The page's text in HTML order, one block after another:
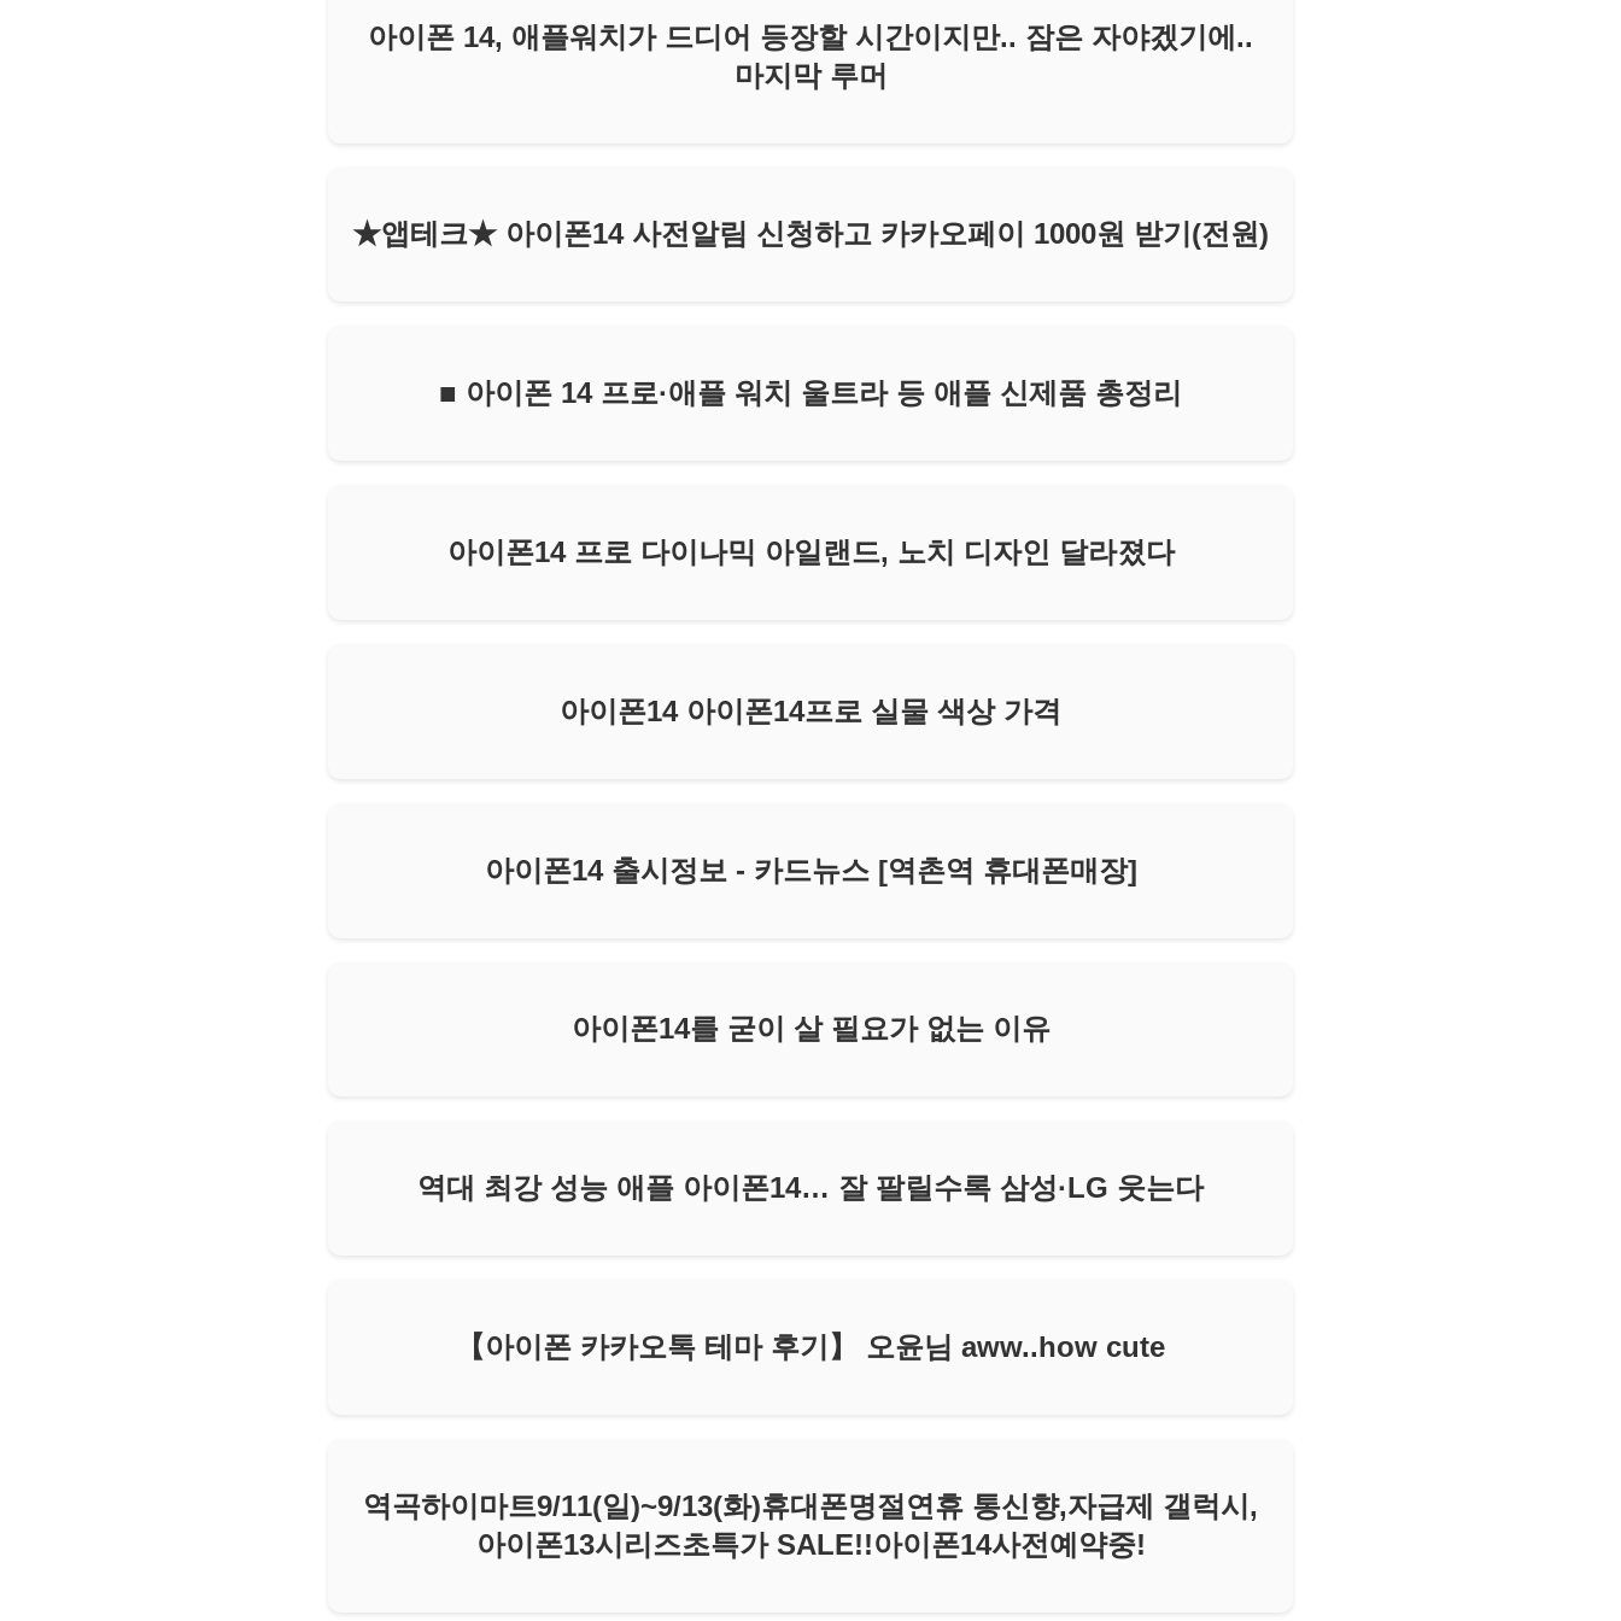
아이폰 14, 애플워치가 드디어 등장할 시간이지만.. 잠은 자야겠기에..
마지막 루머
★앱테크★ 아이폰14 사전알림 신청하고 카카오페이 1000원 받기(전원)
■ 아이폰 14 프로·애플 워치 울트라 등 애플 신제품 총정리
아이폰14 프로 다이나믹 아일랜드, 노치 디자인 달라졌다
아이폰14 아이폰14프로 실물 색상 가격
아이폰14 출시정보 - 카드뉴스 [역촌역 휴대폰매장]
아이폰14를 굳이 살 필요가 없는 이유
역대 최강 성능 애플 아이폰14… 잘 팔릴수록 삼성·LG 웃는다
【아이폰 카카오톡 테마 후기】 오윤님 aww..how cute
역곡하이마트9/11(일)~9/13(화)휴대폰명절연휴 통신향,자급제 갤럭시,
아이폰13시리즈초특가 SALE!!아이폰14사전예약중!